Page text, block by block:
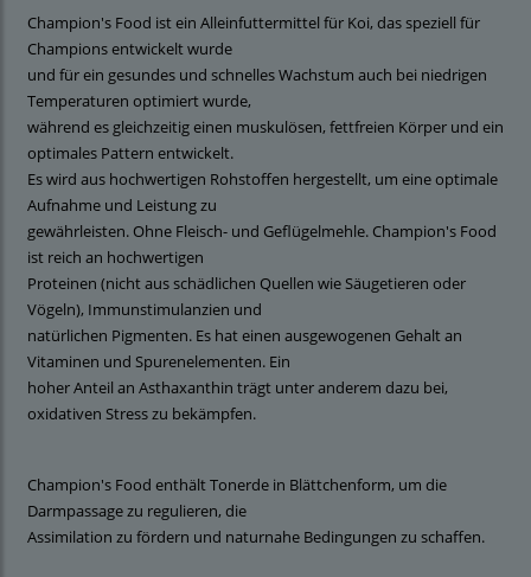
Champion's Food ist ein Alleinfuttermittel für Koi, das speziell für
Champions entwickelt wurde
und für ein gesundes und schnelles Wachstum auch bei niedrigen
Temperaturen optimiert wurde,
während es gleichzeitig einen muskulösen, fettfreien Körper und ein
optimales Pattern entwickelt.
Es wird aus hochwertigen Rohstoffen hergestellt, um eine optimale
Aufnahme und Leistung zu
gewährleisten. Ohne Fleisch- und Geflügelmehle. Champion's Food
ist reich an hochwertigen
Proteinen (nicht aus schädlichen Quellen wie Säugetieren oder
Vögeln), Immunstimulanzien und
natürlichen Pigmenten. Es hat einen ausgewogenen Gehalt an
Vitaminen und Spurenelementen. Ein
hoher Anteil an Asthaxanthin trägt unter anderem dazu bei,
oxidativen Stress zu bekämpfen.
Champion's Food enthält Tonerde in Blättchenform, um die
Darmpassage zu regulieren, die
Assimilation zu fördern und naturnahe Bedingungen zu schaffen.